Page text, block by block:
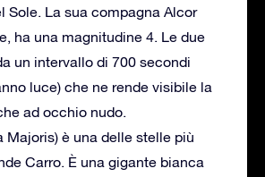
Sole. La sua compagna Alcor
ha una magnitudine 4. Le due
un intervallo di 700 secondi
luce) che ne rende visibile la
ad occhio nudo.
Majoris) è una delle stelle più
Carro. È una gigante bianca